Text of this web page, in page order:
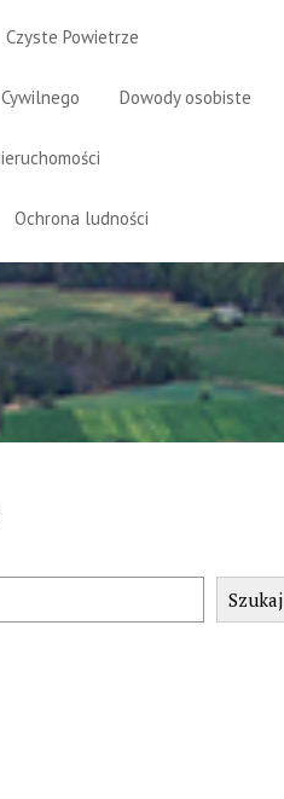
Czyste Powietrze
Dowody osobiste
Ochrona ludności
Szukaj